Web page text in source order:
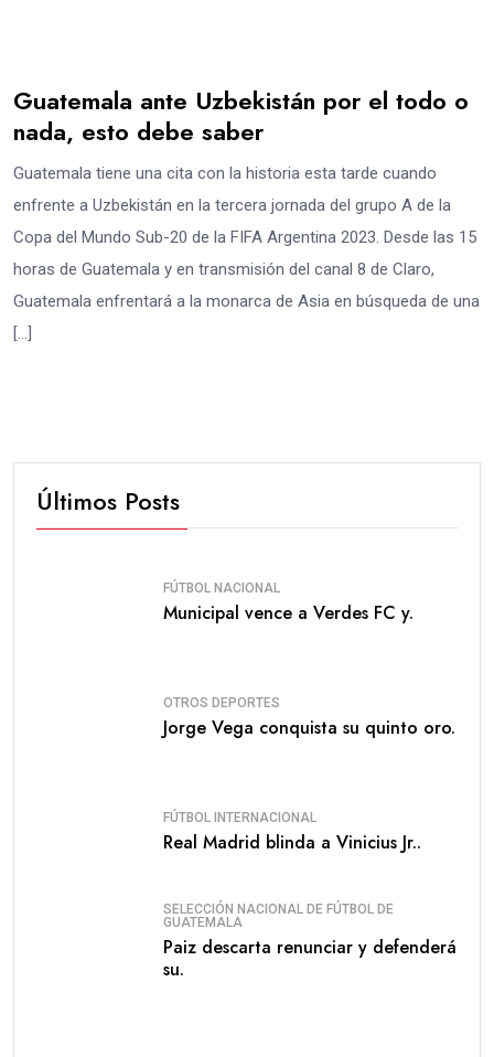
Guatemala ante Uzbekistán por el todo o
nada, esto debe saber
Guatemala tiene una cita con la historia esta tarde cuando
enfrente a Uzbekistán en la tercera jornada del grupo A de la
Copa del Mundo Sub-20 de la FIFA Argentina 2023. Desde las 15
horas de Guatemala y en transmisión del canal 8 de Claro,
Guatemala enfrentará a la monarca de Asia en búsqueda de una
[…]
Últimos Posts
FÚTBOL NACIONAL
Municipal vence a Verdes FC y.
OTROS DEPORTES
Jorge Vega conquista su quinto oro.
FÚTBOL INTERNACIONAL
Real Madrid blinda a Vinicius Jr..
SELECCIÓN NACIONAL DE FÚTBOL DE
GUATEMALA
Paiz descarta renunciar y defenderá
su.